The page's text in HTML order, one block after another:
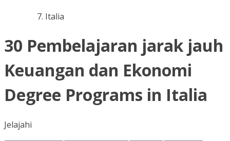
Italia
30 Pembelajaran jarak jauh
Keuangan dan Ekonomi
Degree Programs in Italia
Jelajahi